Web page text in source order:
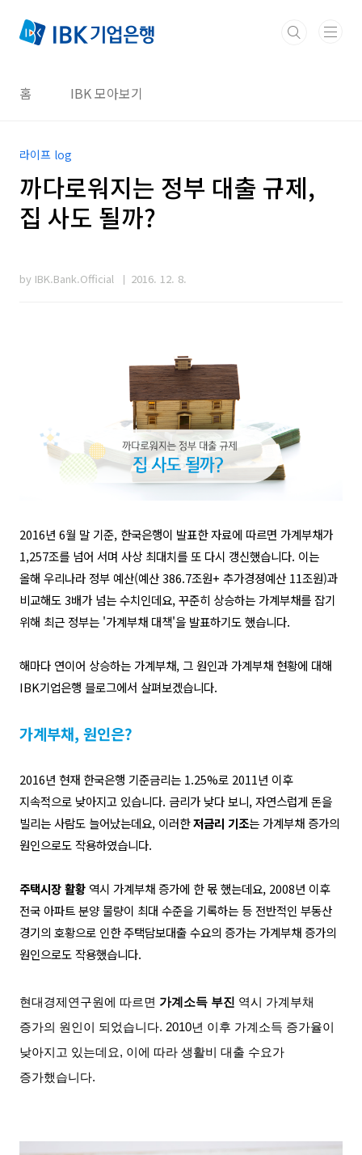
홈 IBK 모아보기
라이프 log
까다로워지는 정부 대출 규제,
집 사도 될까?
by IBK.Bank.Official 2016. 12. 8.
2016년 6월 말 기준, 한국은행이 발표한 자료에 따르면 가계부채가
1,257조를 넘어 서며 사상 최대치를 또 다시 갱신했습니다. 이는
올해 우리나라 정부 예산(예산386.7조원+ 추가경졍예산 11조원)과
비교해도3배가 넘는 수치인데요, 꾸준히 상승하는 가계부채를 잡기
위해 최근 정부는 '가계부채 대책'을 발표하기도 했습니다.
해마다 연이어 상승하는 가계부채, 그 원인과 가계부채 현황에 대해
IBK기업은행 블로그에서 살펴보겠습니다.
가계부채, 원인은?
2016년 현재 한국은행 기준금리는 1.25%로 2011년 이후
지속적으로 낮아지고 있습니다. 금리가 낮다 보니, 자연스럽게 돈을
빌리는 사람도 늘어났는데요, 이러한저금리 기조는 가계부채 증가의
원인으로도 작용하였습니다.
주택시장 활황 역시 가계부채 증가에 한 몫 했는데요, 2008년 이후
전국 아파트 분양 물량이 최대 수준을 기록하는 등 전반적인 부동산
경기의 호황으로 인한 주택담보대출 수요의 증가는 가계부채 증가의
원인으로도 작용했습니다.
현대경제연구원에 따르면 가계소득 부진 역시 가계부채
증가의 원인이 되었습니다. 2010년 이후 가계소득 증가율이
낮아지고 있는데요, 이에 따라 생활비 대출 수요가
증가했습니다.